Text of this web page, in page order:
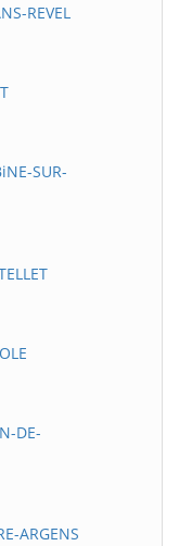
REVEL
SUR-
DE-
ARGENS